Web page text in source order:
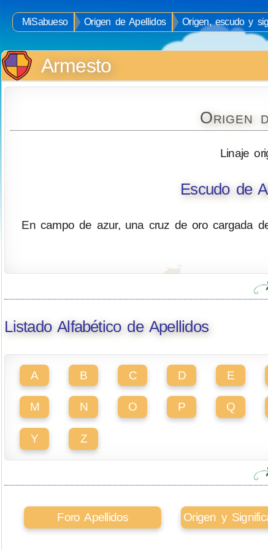
MiSabueso Origen de Apellidos
Origen, escudo y
Armesto
Origen
Linaje
Escudo de
En campo de azur, una cruz de oro cargada
Listado Alfabético de Apellidos
A B C D E
M N O P Q
Y Z
Foro Apellidos Origen y